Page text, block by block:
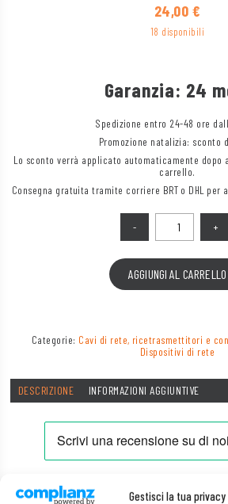
Gestisci la tua privacy
24,00 €
18 disponibili
Garanzia: 24
Spedizione entro 24-48 ore
Promozione natalizia: sconto
Lo sconto verrà applicato automaticamente dopo
carrello.
Consegna gratuita tramite corriere BRT o DHL
AGGIUNGI AL CARRELLO
Categorie: Cavi di rete, ricetrasmettitori e
Dispositivi di rete
DESCRIZIONE INFORMAZIONI AGGIUNTIVE
Descrizione